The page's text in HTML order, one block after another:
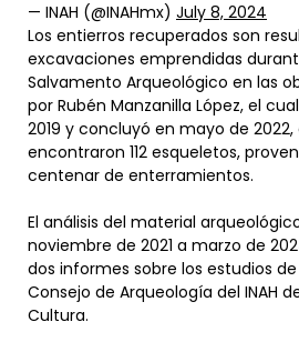
— INAH (@INAHmx) July 8, 2024
Los entierros recuperados son
excavaciones emprendidas
Salvamento Arqueológico en las
por Rubén Manzanilla López, el
2019 y concluyó en mayo de 2022,
encontraron 112 esqueletos,
centenar de enterramientos.
El análisis del material
noviembre de 2021 a marzo de
dos informes sobre los estudios
Consejo de Arqueología del INAH
Cultura.